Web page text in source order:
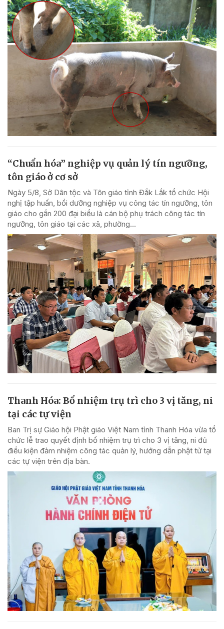
“Chuẩn hóa” nghiệp vụ quản lý tín ngưỡng,
tôn giáo ở cơ sở
Ngày 5/8, Sở Dân tộc và Tôn giáo tỉnh Đắk Lắk tổ chức Hội
nghị tập huấn, bồi dưỡng nghiệp vụ công tác tín ngưỡng, tôn
giáo cho gần 200 đại biểu là cán bộ phụ trách công tác tín
ngưỡng, tôn giáo tại các xã, phường...
Thanh Hóa: Bổ nhiệm trụ trì cho 3 vị tăng, ni
tại các tự viện
Ban Trị sự Giáo hội Phật giáo Việt Nam tỉnh Thanh Hóa vừa tổ
chức lễ trao quyết định bổ nhiệm trụ trì cho 3 vị tăng, ni đủ
điều kiện đảm nhiệm công tác quản lý, hướng dẫn phật tử tại
các tự viện trên địa bàn.